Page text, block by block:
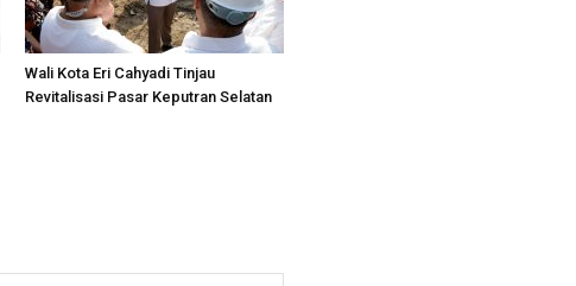
Wali Kota Eri Cahyadi Tinjau
Revitalisasi Pasar Keputran Selatan